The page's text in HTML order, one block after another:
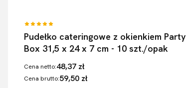
Pudełko cateringowe z okienkiem Party
Box 31,5 x 24 x 7 cm - 10 szt./opak
Cena netto:48,37 zł
Cena brutto:59,50 zł